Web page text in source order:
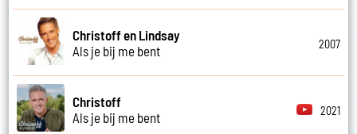
Christoff en Lindsay
Als je bij me bent
2007
Christoff
Als je bij me bent
2021